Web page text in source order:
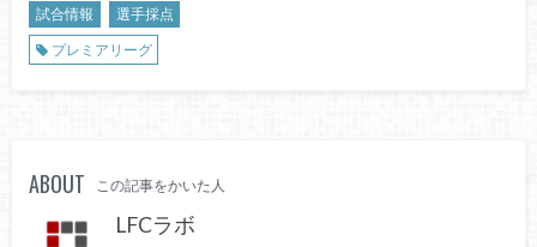
試合情報
選手採点
プレミアリーグ
ABOUT この記事をかいた人
LFCラボ